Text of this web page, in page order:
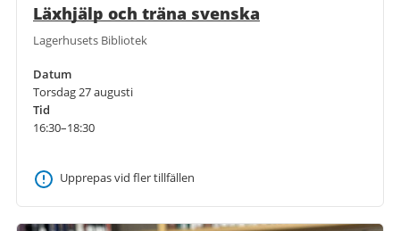
Läxhjälp och träna svenska
Lagerhusets Bibliotek
Datum
Torsdag 27 augusti
Tid
16:30–18:30
Upprepas vid fler tillfällen